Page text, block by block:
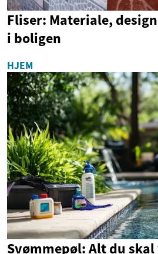
Fliser: Materiale,
i boligen
HJEM
Svømmepøl: Alt du